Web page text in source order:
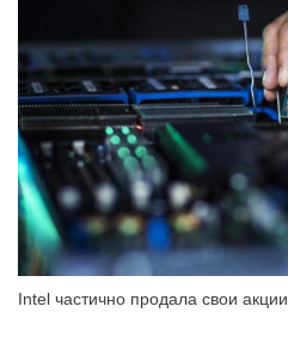
Intel частично продала свои акции